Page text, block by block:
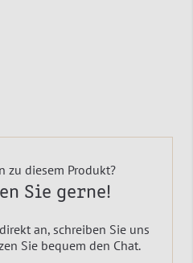
zu diesem Produkt?
Sie gerne!
an, schreiben Sie uns
Sie bequem den Chat.